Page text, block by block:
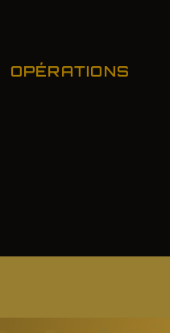
OPÉRATIONS